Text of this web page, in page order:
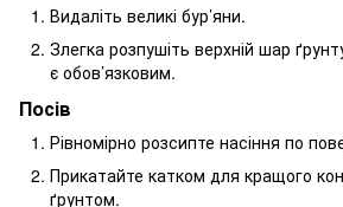
Видаліть великі бур’яни.
Злегка розпушіть верхній шар
є обов’язковим.
Посів
Рівномірно розсипте насіння по
Прикатайте катком для кращого
ґрунтом.